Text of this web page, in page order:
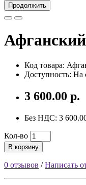
Продолжить
Код товара:
Доступность: На
3 600.00 р.
Без НДС: 3
Кол-во
В корзину
0 отзывов /Написать